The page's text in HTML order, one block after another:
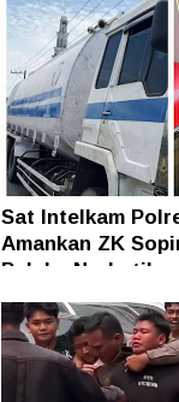
Sat Intelkam
Amankan ZK
Pelaku Narkotika